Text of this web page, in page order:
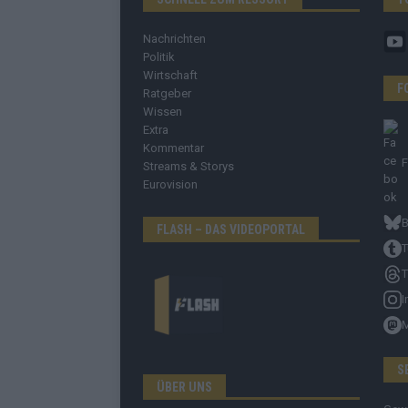
Nachrichten
Politik
Wirtschaft
Ratgeber
Wissen
Extra
Kommentar
Streams & Storys
Eurovision
FLASH – DAS VIDEOPORTAL
ÜBER UNS